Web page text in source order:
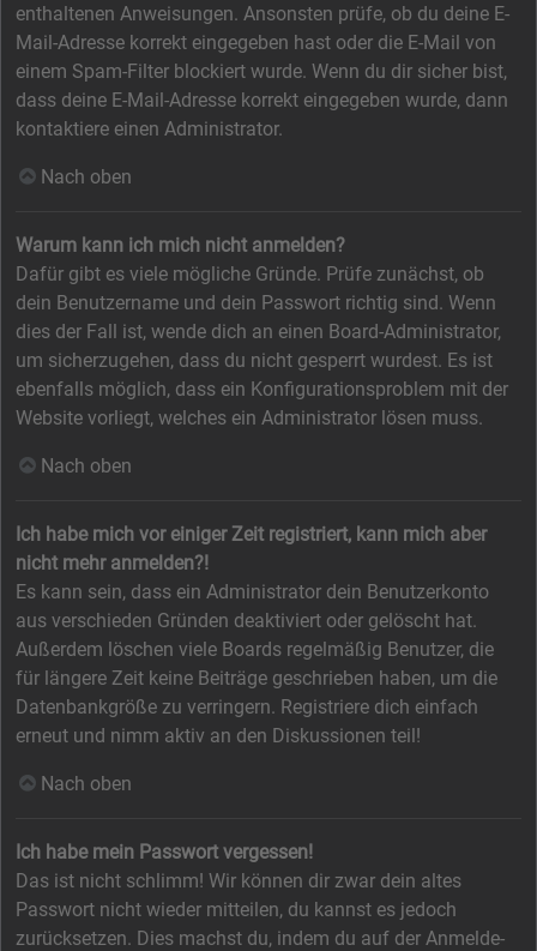
enthaltenen Anweisungen. Ansonsten prüfe, ob du deine E-
Mail-Adresse korrekt eingegeben hast oder die E-Mail von
einem Spam-Filter blockiert wurde. Wenn du dir sicher bist,
dass deine E-Mail-Adresse korrekt eingegeben wurde, dann
kontaktiere einen Administrator.
Nach oben
Warum kann ich mich nicht anmelden?
Dafür gibt es viele mögliche Gründe. Prüfe zunächst, ob
dein Benutzername und dein Passwort richtig sind. Wenn
dies der Fall ist, wende dich an einen Board-Administrator,
um sicherzugehen, dass du nicht gesperrt wurdest. Es ist
ebenfalls möglich, dass ein Konfigurationsproblem mit der
Website vorliegt, welches ein Administrator lösen muss.
Nach oben
Ich habe mich vor einiger Zeit registriert, kann mich aber
nicht mehr anmelden?!
Es kann sein, dass ein Administrator dein Benutzerkonto
aus verschieden Gründen deaktiviert oder gelöscht hat.
Außerdem löschen viele Boards regelmäßig Benutzer, die
für längere Zeit keine Beiträge geschrieben haben, um die
Datenbankgröße zu verringern. Registriere dich einfach
erneut und nimm aktiv an den Diskussionen teil!
Nach oben
Ich habe mein Passwort vergessen!
Das ist nicht schlimm! Wir können dir zwar dein altes
Passwort nicht wieder mitteilen, du kannst es jedoch
zurücksetzen. Dies machst du, indem du auf der Anmelde-